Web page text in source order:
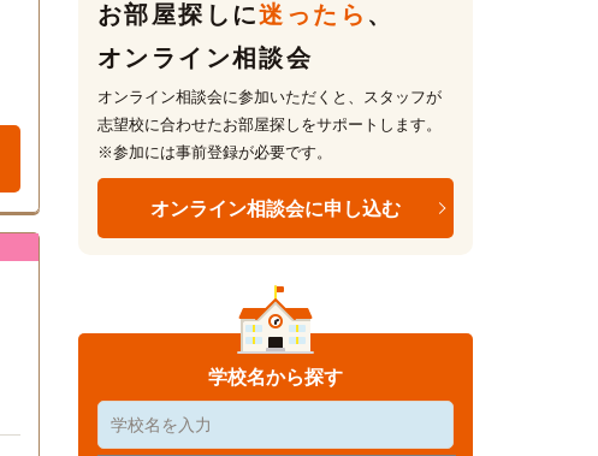
お部屋探しに迷 っ た ら 、
オンライン相談会
オンライン相談会に参加いただくと、スタッフが
志望校に合わせたお部屋探しをサポートします。
※参加には事前登録が必要です。
オンライン相談会に申し込む
学校名から探す